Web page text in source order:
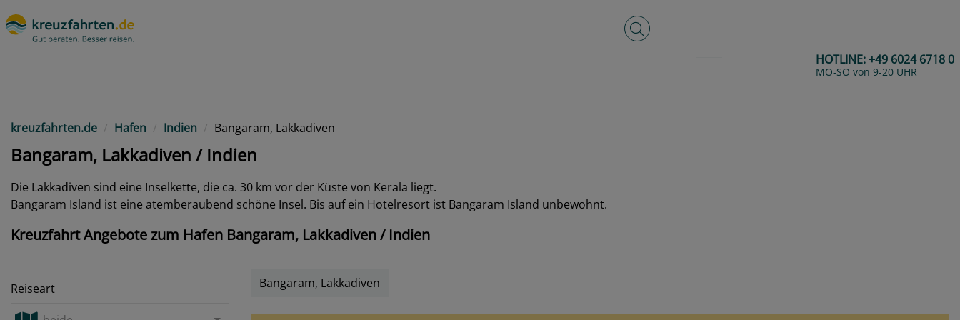
Volltextsuche
HOTLINE:+49 6024 6718 0
MO-SO von 9-20 UHR
kreuzfahrten.de Hafen Indien Bangaram, Lakkadiven
Bangaram, Lakkadiven / Indien
Die Lakkadiven sind eine Inselkette, die ca. 30 km vor der Küste von Kerala liegt.
Bangaram Island ist eine atemberaubend schöne Insel. Bis auf ein Hotelresort ist Bangaram Island unbewohnt.
Kreuzfahrt Angebote zum Hafen Bangaram, Lakkadiven / Indien
Reiseart
Bangaram, Lakkadiven